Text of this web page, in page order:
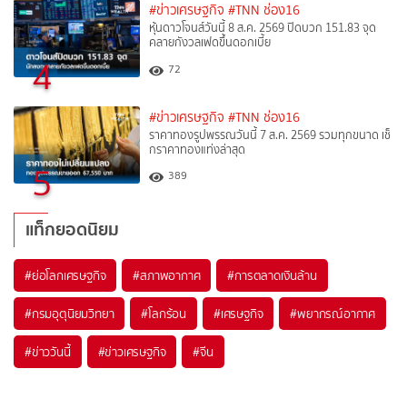
4
#ข่าวเศรษฐกิจ #TNN ช่อง16
หุ้นดาวโจนส์วันนี้ 8 ส.ค. 2569 ปิดบวก 151.83 จุด
คลายกังวลเฟดขึ้นดอกเบี้ย
72
5
#ข่าวเศรษฐกิจ #TNN ช่อง16
ราคาทองรูปพรรณวันนี้ 7 ส.ค. 2569 รวมทุกขนาด เช็
กราคาทองแท่งล่าสุด
389
แท็กยอดนิยม
#ย่อโลกเศรษฐกิจ #สภาพอากาศ #การตลาดเงินล้าน
#กรมอุตุนิยมวิทยา #โลกร้อน #เศรษฐกิจ #พยากรณ์อากาศ
#ข่าววันนี้ #ข่าวเศรษฐกิจ #จีน